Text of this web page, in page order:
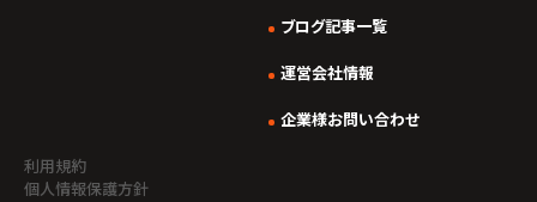
ブログ記事一覧
運営会社情報
企業様お問い合わせ
利用規約
個人情報保護方針